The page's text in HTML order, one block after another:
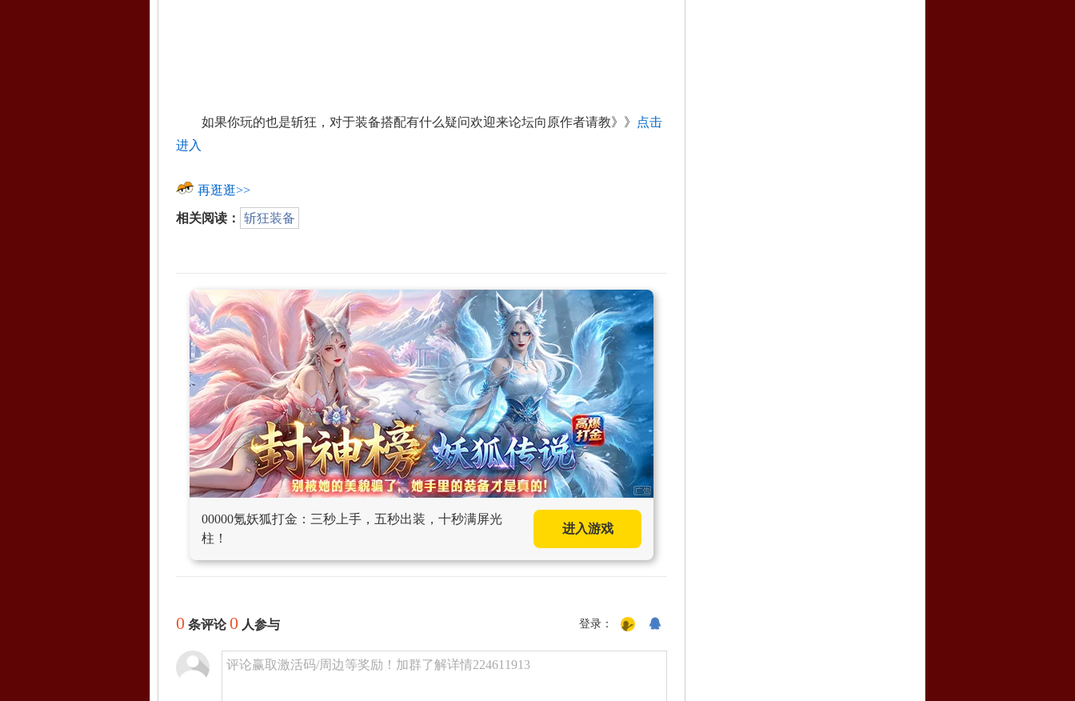
如果你玩的也是斩狂，对于装备搭配有什么疑问欢迎来论坛向原作者请教》》
点击
进入
再逛逛>>
相关阅读： 斩狂装备
00000氪妖狐打金：三秒上手，五秒出装，十秒满屏光
柱！
进入游戏
0 条评论0 人参与 登录：
评论赢取激活码/周边等奖励！加群了解详情224611913